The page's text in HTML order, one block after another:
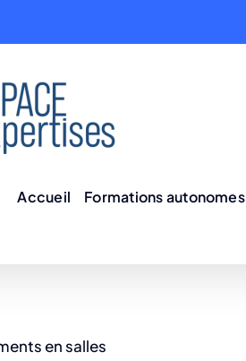
Accueil Formations autonomes
en salles